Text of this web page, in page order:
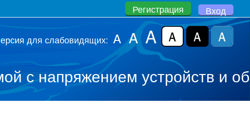
Регистрация Вход
для слабовидящих: A A A
с напряжением устройств и